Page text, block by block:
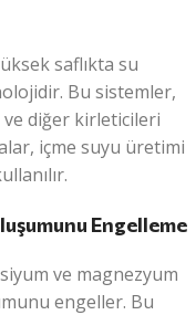
saflıkta su
Bu sistemler,
diğer kirleticileri
içme suyu üretimi
Engelleme
ve magnezyum
engeller. Bu